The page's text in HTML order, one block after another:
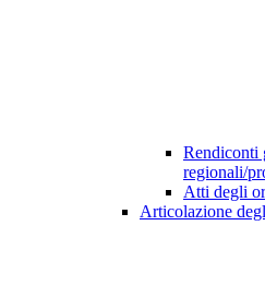
Rendiconti
regionali/
Atti degli
Articolazione